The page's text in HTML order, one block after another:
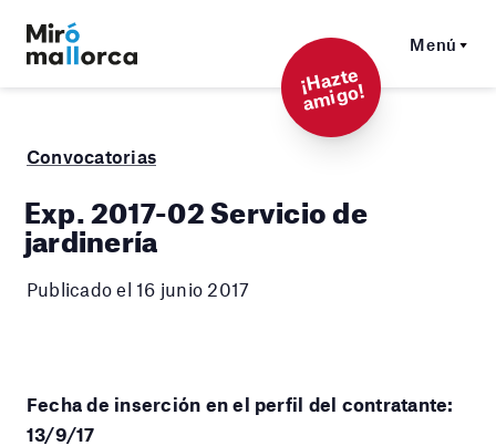
Menú
¡
Hazt
e
a
mi
g
o!
Convocatorias
Exp. 2017-02 Servicio de
jardinería
Publicado el 16 junio 2017
Fecha de inserción en el perfil del contratante:
13/9/17